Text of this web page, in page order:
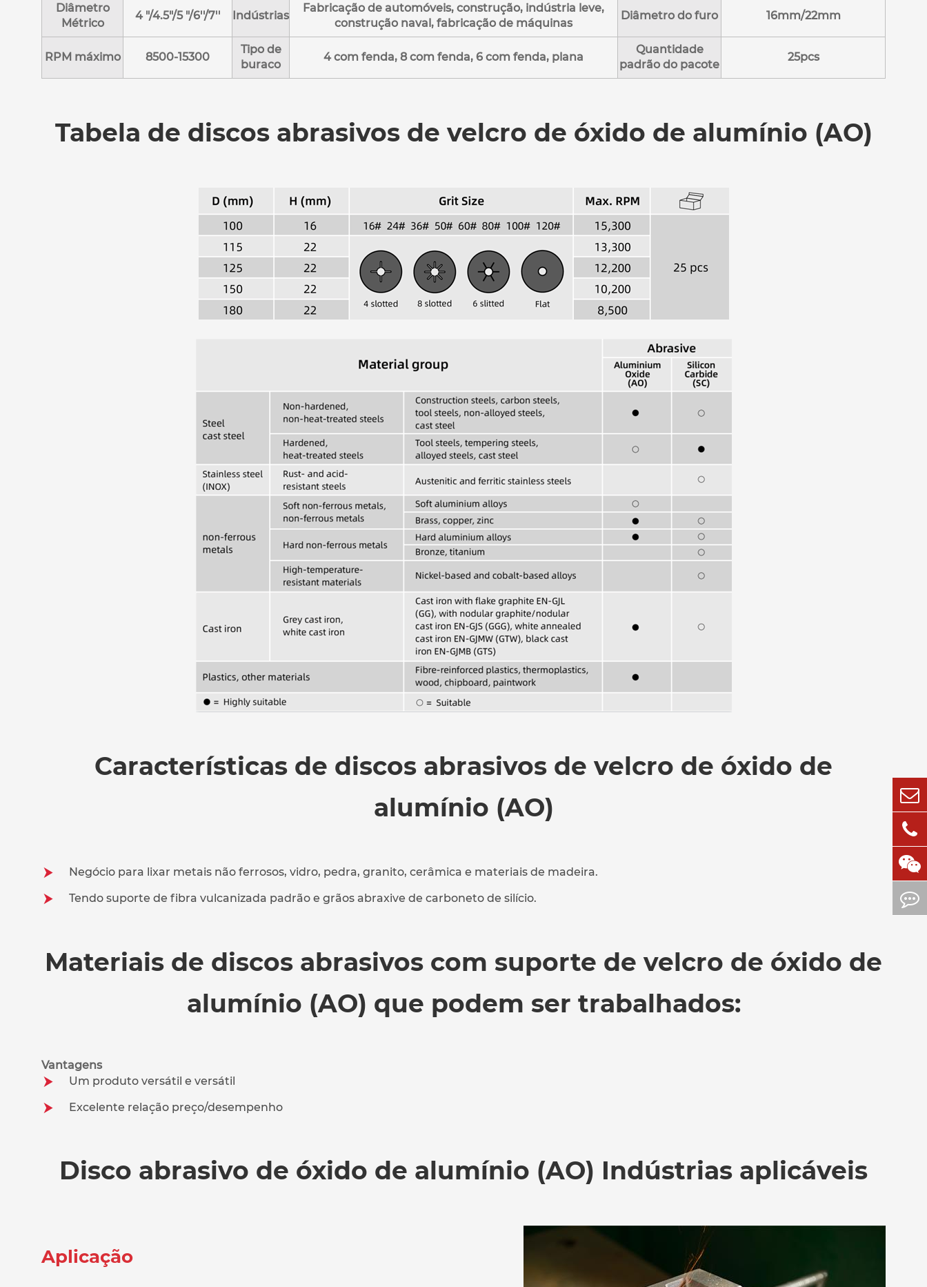
Diâmetro
Métrico
4 "/4.5"/5 "/6''/7'' Indústrias
Fabricação de automóveis, construção, indústria leve,
construção naval, fabricação de máquinas
Diâmetro do furo 16mm/22mm
RPM máximo 8500-15300
Tipo de
buraco
4 com fenda, 8 com fenda, 6 com fenda, plana
Quantidade
padrão do pacote
25pcs
Tabela de discos abrasivos de velcro de óxido de alumínio (AO)
Características de discos abrasivos de velcro de óxido de
alumínio (AO)
Negócio para lixar metais não ferrosos, vidro, pedra, granito, cerâmica e materiais de madeira.
Tendo suporte de fibra vulcanizada padrão e grãos abraxive de carboneto de silício.
Materiais de discos abrasivos com suporte de velcro de óxido de
alumínio (AO) que podem ser trabalhados:
Vantagens
Um produto versátil e versátil
Excelente relação preço/desempenho
Disco abrasivo de óxido de alumínio (AO) Indústrias aplicáveis
Aplicação